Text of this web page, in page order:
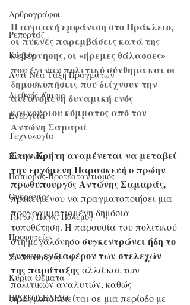
Αρθρογράφοι
Ρεπορτάζ
Κόσμος
Αντί-Νέα Τάξη Πραγμάτων
Διεθνής Άμυνα
Ενέργεια
Τεχνολογία
Κοινωνία
Παπισμός-Προτεσταντισμός
Ουκρανία
Τρίτος Παγκ. Πόλεμος
Προφητείες
Συνεντεύξεις
Κύρια Θέματα
ΠΡΩΤΟΣΕΛΙΔΟ
Η αυριανή εμφάνιση στο Ηράκλειο,
οι πυκνές παρεμβάσεις κατά της
κυβέρνησης, οι «ήρεμες θάλασσες»
που έγιναν πολιτικό σύνθημα και οι
δημοσκοπήσεις που δείχνουν την
αυξανόμενη δυναμική ενός
καινούριου κόμματος από τον
Αντώνη Σαμαρά
Στην Κρήτη αναμένεται να μεταβεί
την ερχόμενη Παρασκευή ο πρώην
πρωθυπουργός Αντώνης Σαμαράς,
προκειμένου να πραγματοποιήσει μια
προγραμματισμένη δημόσια
τοποθέτηση. Η παρουσία του πολιτικού
στη μεγαλόνησο συγκεντρώνει ήδη το
έντονο ενδιαφέρον των στελεχών
της παράταξης αλλά και των
πολιτικών αναλυτών, καθώς
πραγματοποιείται σε μια περίοδο με